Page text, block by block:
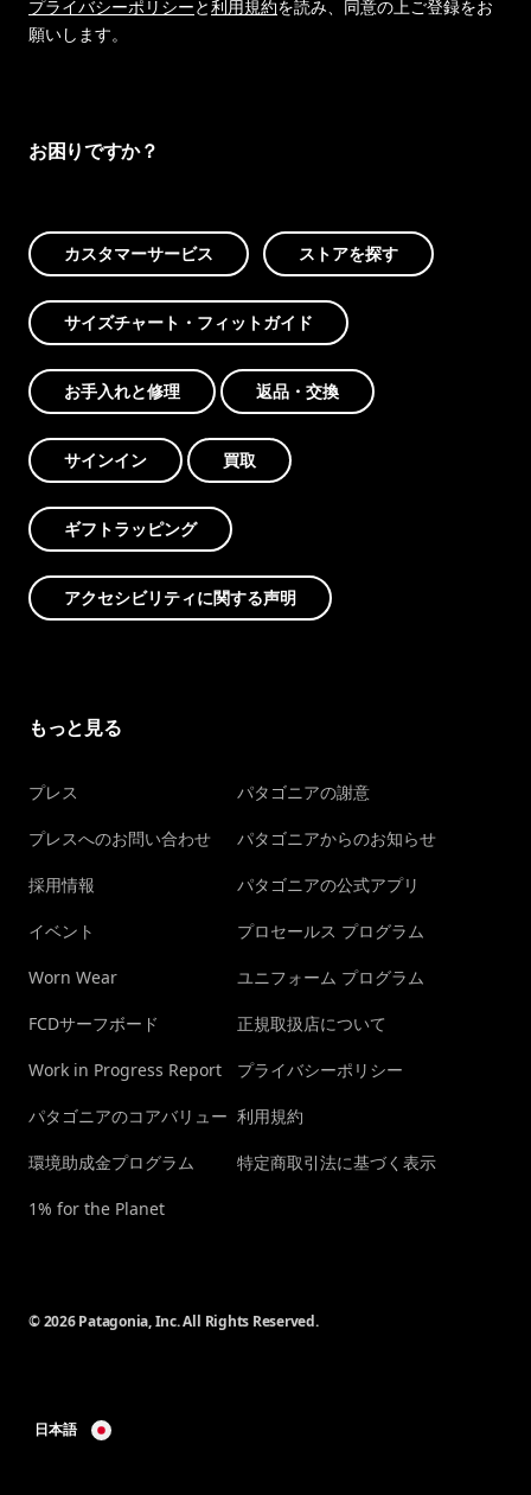
プライバシーポリシーと利用規約を読み、同意の上ご登録をお
願いします。
お困りですか？
カスタマーサービス ストアを探す
サイズチャート・フィットガイド
お手入れと修理 返品・交換
サインイン 買取
ギフトラッピング
アクセシビリティに関する声明
もっと見る
プレス
プレスへのお問い合わせ
採用情報
イベント
Worn Wear
FCDサーフボード
Work in Progress Report
パタゴニアのコアバリュー
環境助成金プログラム
1% for the Planet
パタゴニアの謝意
パタゴニアからのお知らせ
パタゴニアの公式アプリ
プロセールス プログラム
ユニフォーム プログラム
正規取扱店について
プライバシーポリシー
利用規約
特定商取引法に基づく表示
© 2026 Patagonia, Inc. All Rights Reserved.
日本語